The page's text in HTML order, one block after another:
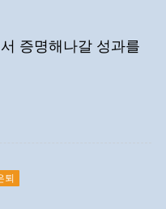
증명해나갈 성과를
퇴